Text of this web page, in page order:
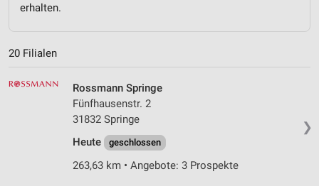
erhalten.
20 Filialen
❯
Rossmann Springe
Fünfhausenstr. 2
31832 Springe
Heute
geschlossen
263,63 km • Angebote: 3 Prospekte